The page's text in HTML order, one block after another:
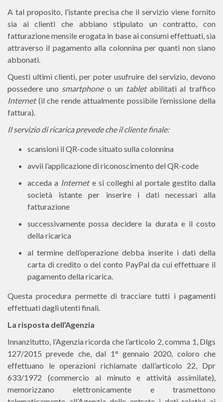
A tal proposito, l’istante precisa che il servizio viene fornito
sia ai clienti che abbiano stipulato un contratto, con
fatturazione mensile erogata in base ai consumi effettuati, sia
attraverso il pagamento alla colonnina per quanti non siano
abbonati.
Questi ultimi clienti, per poter usufruire del servizio, devono
possedere uno smartphoneo un tabletabilitati al traffico
Internet(il che rende attualmente possibile l’emissione della
fattura).
Il servizio di ricarica prevede che il cliente finale:
scansioni il QR-code situato sulla colonnina
avvii l’applicazione di riconoscimento del QR-code
acceda a Internete si colleghi al portale gestito dalla
società istante per inserire i dati necessari alla
fatturazione
successivamente possa decidere la durata e il costo
della ricarica
al termine dell’operazione debba inserite i dati della
carta di credito o del conto PayPal da cui effettuare il
pagamento della ricarica.
Questa procedura permette di tracciare tutti i pagamenti
effettuati dagli utenti finali.
La risposta dell’Agenzia
Innanzitutto, l’Agenzia ricorda che l’articolo 2, comma 1, Dlgs
127/2015 prevede che, dal 1° gennaio 2020, coloro che
effettuano le operazioni richiamate dall’articolo 22, Dpr
633/1972 (commercio al minuto e attività assimilate),
memorizzano elettronicamente e trasmettono